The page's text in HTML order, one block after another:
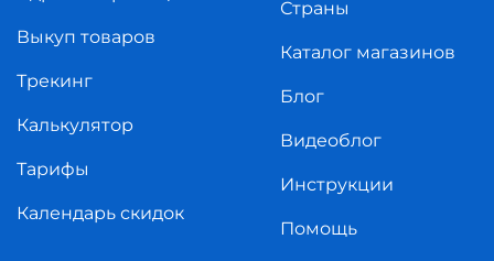
Выкуп товаров
Трекинг
Калькулятор
Тарифы
Календарь скидок
Страны
Каталог магазинов
Блог
Видеоблог
Инструкции
Помощь